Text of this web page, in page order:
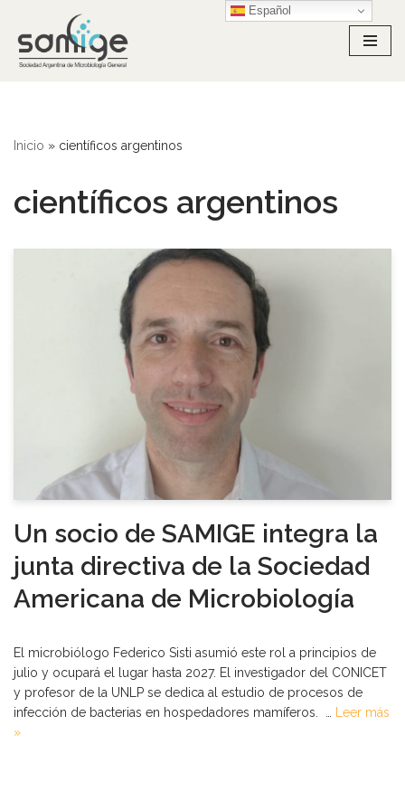
Ir
al
Inicio » científicos argentinos
científicos argentinos
Un socio de SAMIGE integra la
junta directiva de la Sociedad
Americana de Microbiología
El microbiólogo Federico Sisti asumió este rol a principios de
julio y ocupará el lugar hasta 2027. El investigador del CONICET
y profesor de la UNLP se dedica al estudio de procesos de
infección de bacterias en hospedadores mamíferos. … Leer más
»
Español